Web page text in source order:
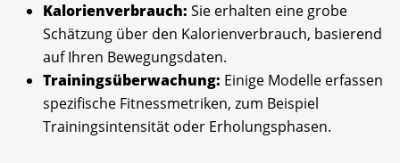
Kalorienverbrauch: Sie erhalten eine grobe
Schätzung über den Kalorienverbrauch, basierend
auf Ihren Bewegungsdaten.
Trainingsüberwachung: Einige Modelle erfassen
spezifische Fitnessmetriken, zum Beispiel
Trainingsintensität oder Erholungsphasen.